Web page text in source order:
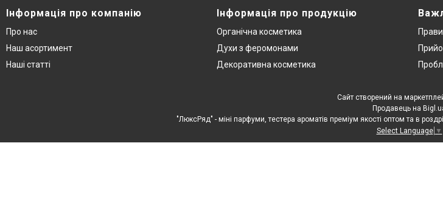
Інформація про компанію
Про нас
Наш асортимент
Наші статті
Інформація про продукцію
Органічна косметика
Духи з феромонами
Декоративна косметика
Сайт створений на
Продавець на
Select Language ▼